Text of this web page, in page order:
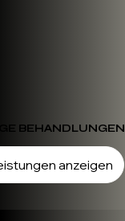
BEHANDLUNGEN
anzeigen